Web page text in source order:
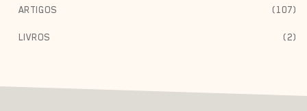
ARTIGOS (107)
LIVROS (2)